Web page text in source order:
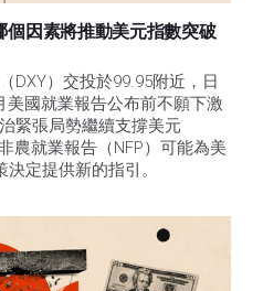
因素將推動美元指數突破
DXY）交投於99.95附近，日
國就業報告公布前不願下激
緊張局勢繼續支撐美元
農就業報告（NFP）可能為美
定提供新的指引。